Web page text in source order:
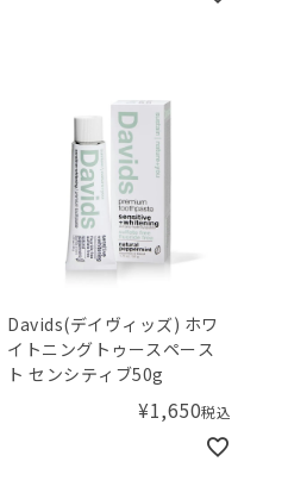
Davids(デイヴィッズ) ホワ
イトニングトゥースペース
ト センシティブ50g
¥1,650税込